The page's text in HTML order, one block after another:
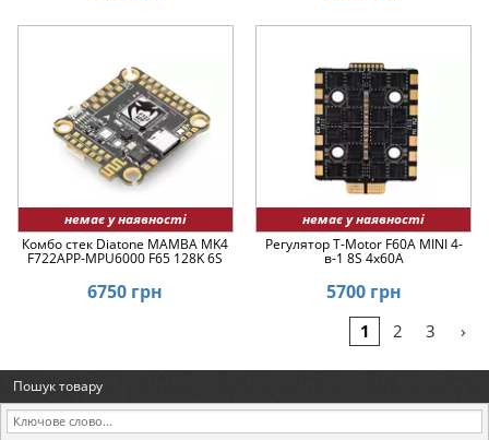
немає у наявності
Комбо стек Diatone MAMBA MK4
F722APP-MPU6000 F65 128K 6S
6750 грн
немає у наявності
Регулятор T-Motor F60A MINI 4-
в-1 8S 4x60A
5700 грн
1 2 3 ›
Пошук товару